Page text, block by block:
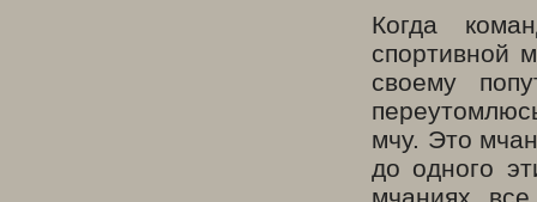
Когда
спортивной
своему
мчу. Это
до одного